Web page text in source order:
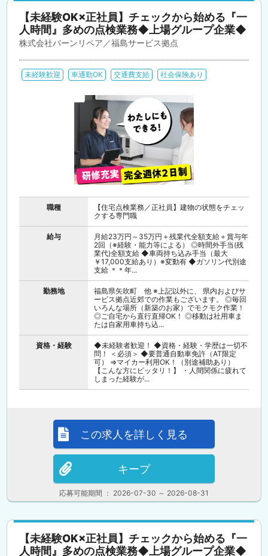
【未経験OK×正社員】チェックから始める『一
人時間』多めの点検業務◆上場グループ企業◆
株式会社バーンリペア／福島サービス拠点
未経験歓迎 車通勤OK 交通費支給 社会保険あり
職種
【住宅点検業務／正社員】建物の状態をチェッ
クする専門職
給与
月給23万円～35万円＋残業代全額支給＋賞与年
2回（※経験・能力等による） ◎時間外手当(残
業代)全額支給 ◆車両持ち込み手当（最大
￥17,000支給あり）※変動有 ◆ガソリン代別途
支給 ＊＊年...
勤務地
福島県矢吹町 他 ※上記以外に、 県内およびサ
ービス拠点近郊での作業もございます。 ◎毎回
いろんな場所（新築のお家）でモクモク作業！
◎ご自宅から直行直帰OK！ ◎移動は社用車ま
たは自家用車持ち込...
資格・経験
◆未経験者歓迎！ ◆資格・経験・学歴は一切不
問！ ＜必須＞ ◆要普通自動車免許（AT限定
可） ⇒マイカー利用OK！（別途補助あり）
【こんな方にピッタリ！】 ・人間関係に疲れて
しまった経験が...
応募可能期間 ： 2026-07-30 ～ 2026-08-31
この求人を詳しく見る
キープ
【未経験OK×正社員】チェックから始める『一
人時間』多めの点検業務◆上場グループ企業◆